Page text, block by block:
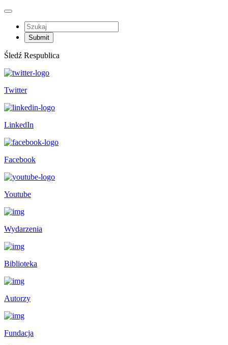
Śledź Respublica
Twitter
LinkedIn
Facebook
Youtube
Wydarzenia
Biblioteka
Autorzy
Fundacja